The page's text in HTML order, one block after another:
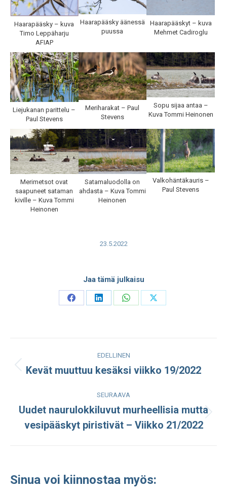
Haarapääsky – kuva
Timo Leppäharju
AFIAP
Haarapääsky äänessä
puussa
Haarapääskyt – kuva
Mehmet Cadiroglu
Liejukanan parittelu –
Paul Stevens
Meriharakat – Paul
Stevens
Sopu sijaa antaa –
Kuva Tommi Heinonen
Merimetsot ovat
saapuneet sataman
kiville – Kuva Tommi
Heinonen
Satamaluodolla on
ahdasta – Kuva Tommi
Heinonen
Valkohäntäkauris –
Paul Stevens
23.5.2022
Jaa tämä julkaisu
Share
Share
Share
Share
navigation
EDELLINEN
Edellinen
Kevät muuttuu kesäksi viikko 19/2022
SEURAAVA
julkaisu:
Uudet naurulokkiluvut murheellisia mutta
vesipääskyt piristivät – Viikko 21/2022
Sinua voi kiinnostaa myös: